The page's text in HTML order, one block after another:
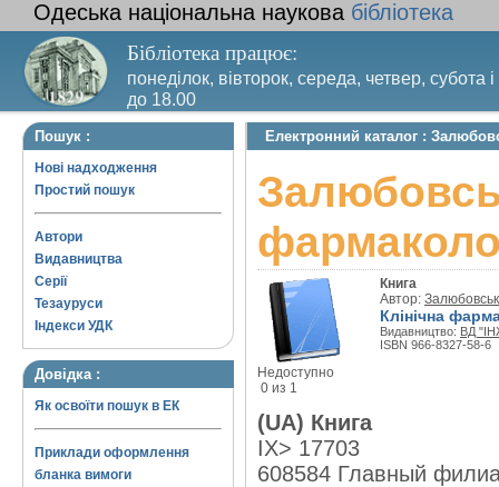
Одеська національна наукова бібліотека
Бібліотека працює:
понеділок, вівторок, середа, четвер, субота
до 18.00
Вихідний день – п’ятниця. Останній четвер
Пошук :
Нові надходження
Простий пошук
Автори
Видавництва
Серії
Тезауруси
Індекси УДК
Довідка :
Як освоїти пошук в ЕК
Приклади оформлення
бланка вимоги
Електронний каталог :
Недоступно
0 из 1
Книга
Автор:
Клінічна
Видавництво: ВД
ISBN 966-8327-58-6
(UA) Книга
IX> 17703
608584 Главный